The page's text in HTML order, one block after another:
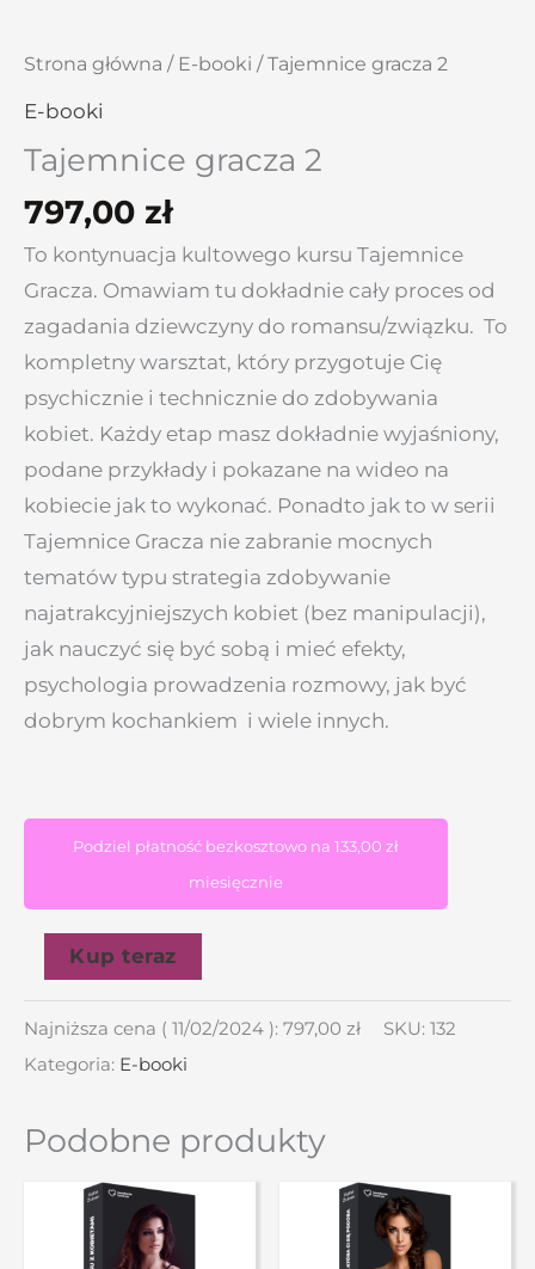
Strona główna / E-booki / Tajemnice gracza 2
E-booki
Tajemnice gracza 2
797,00 zł
To kontynuacja kultowego kursu Tajemnice
Gracza. Omawiam tu dokładnie cały proces od
zagadania dziewczyny do romansu/związku. To
kompletny warsztat, który przygotuje Cię
psychicznie i technicznie do zdobywania
kobiet. Każdy etap masz dokładnie wyjaśniony,
podane przykłady i pokazane na wideo na
kobiecie jak to wykonać. Ponadto jak to w serii
Tajemnice Gracza nie zabranie mocnych
tematów typu strategia zdobywanie
najatrakcyjniejszych kobiet (bez manipulacji),
jak nauczyć się być sobą i mieć efekty,
psychologia prowadzenia rozmowy, jak być
dobrym kochankiem i wiele innych.
Podziel płatność bezkosztowo na 133,00 zł
miesięcznie
Kup teraz
Najniższa cena ( 11/02/2024 ): 797,00 zł SKU: 132
Kategoria: E-booki
Podobne produkty